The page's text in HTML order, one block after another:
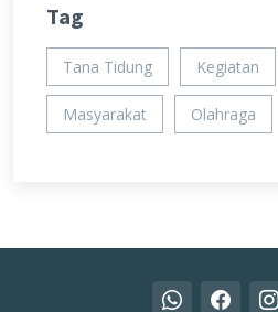
Tag
Tana Tidung Kegiatan
Masyarakat Olahraga